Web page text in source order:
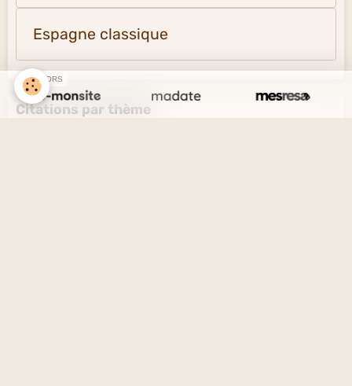
Espagne classique
Citations par thème
SPONSORS